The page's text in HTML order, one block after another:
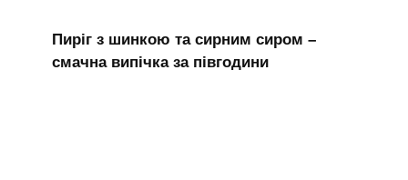
Пиріг з шинкою та сирним сиром –
смачна випічка за півгодини